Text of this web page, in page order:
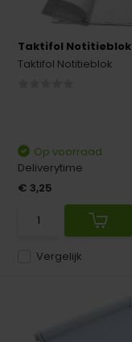
Taktifol Notitieblok
Taktifol Notitieblok
Vergelijk
Op voorraad
Deliverytime
€ 3,25